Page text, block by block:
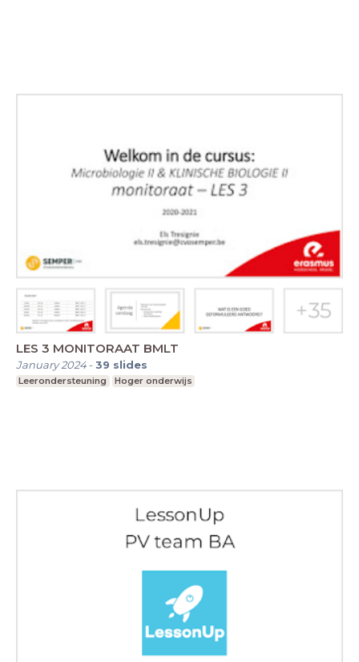
LES 3 MONITORAAT BMLT
January 2024-39 slides
Leerondersteuning Hoger onderwijs